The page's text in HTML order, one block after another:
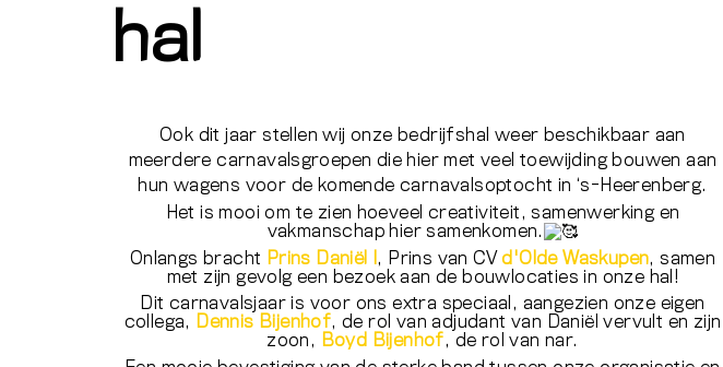
hal
Ook dit jaar stellen wij onze bedrijfshal weer beschikbaar aan
meerdere carnavalsgroepen die hier met veel toewijding bouwen aan
hun wagens voor de komendecarnavalsoptocht in ‘s-Heerenberg.
Het is mooi om te zien hoeveel creativiteit, samenwerking en
vakmanschap hier samenkomen.
Onlangs bracht Prins Daniël I , Prins van CVd'Olde Waskupen, samen
met zijn gevolg een bezoek aan de bouwlocaties in onze hal!
Dit carnavalsjaar is voor ons extra speciaal, aangezien onze eigen
collega,
Dennis Bijenhof, de rol van adjudant van Daniël vervult en zijn
zoon,
Boyd Bijenhof, de rol van nar.